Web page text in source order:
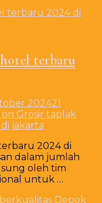
terbaru
202421
on Grosir taplak
jakarta
2024 di
dalam jumlah
oleh tim
untuk …